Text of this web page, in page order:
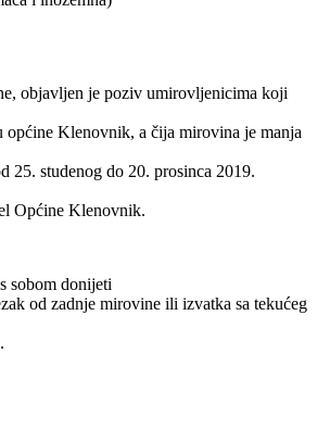
objavljen je poziv umirovljenicima koji
općine Klenovnik, a čija mirovina je manja
25. studenog do 20. prosinca 2019.
Općine Klenovnik.
sobom donijeti
od zadnje mirovine ili izvatka sa tekućeg